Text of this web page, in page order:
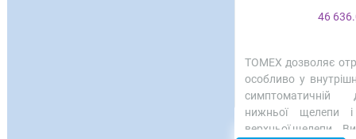
46
ТОМЕХ дозволяє
особливо у
симптоматичній
нижньої щелепи і
верхньої щелепи.